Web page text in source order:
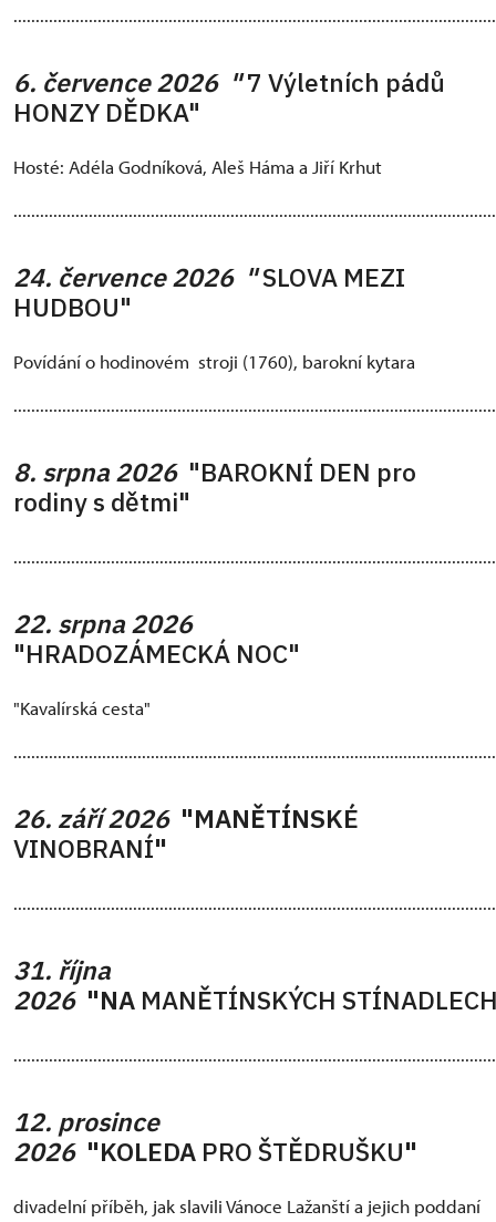
6. července 2026 "7 Výletních pádů
HONZY DĚDKA"
Hosté: Adéla Godníková, Aleš Háma a Jiří Krhut
24. července 2026 "SLOVA MEZI
HUDBOU"
Povídání o hodinovém stroji (1760), barokní kytara
8. srpna 2026"BAROKNÍ DEN pro
rodiny s dětmi"
22. srpna 2026
"HRADOZÁMECKÁ NOC"
"Kavalírská cesta"
26. září 2026 "MANĚTÍNSKÉ
VINOBRANÍ"
31. října
2026 "NA MANĚTÍNSKÝCH
12. prosince
2026 "KOLEDA PRO ŠTĚDRUŠKU"
divadelní příběh, jak slavili Vánoce Lažanští a jejich poddaní